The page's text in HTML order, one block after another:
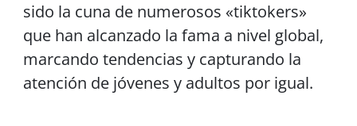
sido la cuna de numerosos «tiktokers»
que han alcanzado la fama a nivel global,
marcando tendencias y capturando la
atención de jóvenes y adultos por igual.